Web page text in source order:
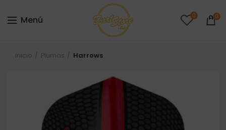
Menú 0 0
Inicio Plumas Harrows